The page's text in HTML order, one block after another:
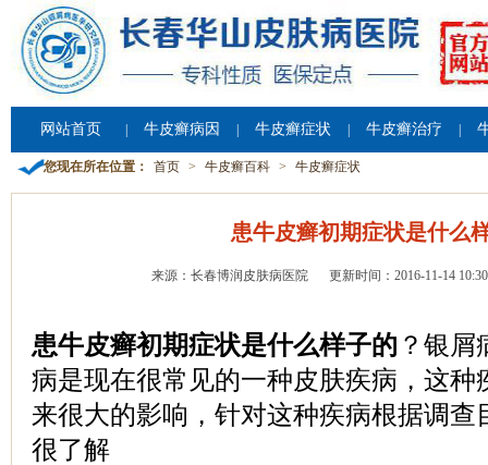
网站首页 牛皮癣病因 牛皮癣症状 牛皮癣治疗
您现在所在位置： 首页 > 牛皮癣百科 > 牛皮癣症状
患牛皮癣初期症状是什么
来源：长春博润皮肤病医院 更新时间：2016-11-14
患牛皮癣初期症状是什么样子的 ？银屑
病是现在很常见的一种皮肤疾病，这种
来很大的影响，针对这种疾病根据调查
很了解